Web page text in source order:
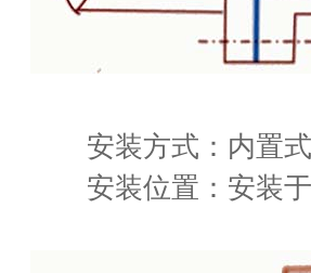
安装方式：内置式
安装位置：安装于